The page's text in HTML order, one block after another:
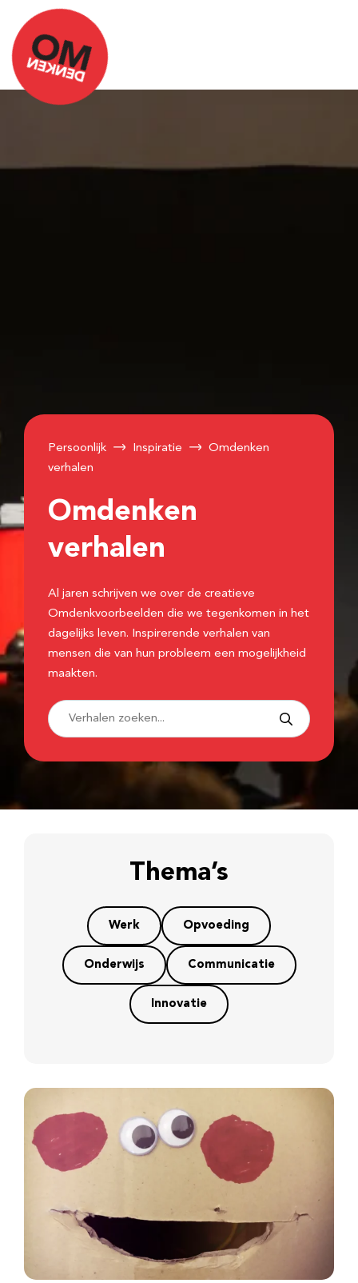
Persoonlijk Inspiratie
Omdenken
verhalen
Omdenken
verhalen
Al jaren schrijven we over de creatieve
Omdenkvoorbeelden die we tegenkomen in het
dagelijks leven. Inspirerende verhalen van
mensen die van hun probleem een mogelijkheid
maakten.
Thema’s
Werk Opvoeding
Onderwijs Communicatie
Innovatie